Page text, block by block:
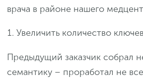
врача в районе нашего
Увеличить количество
Предыдущий заказчик собрал
семантику – проработал не